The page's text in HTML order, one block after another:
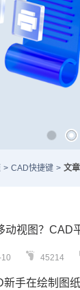
> CAD快捷键 > 文
动视图？CAD
45214
新手在绘制图